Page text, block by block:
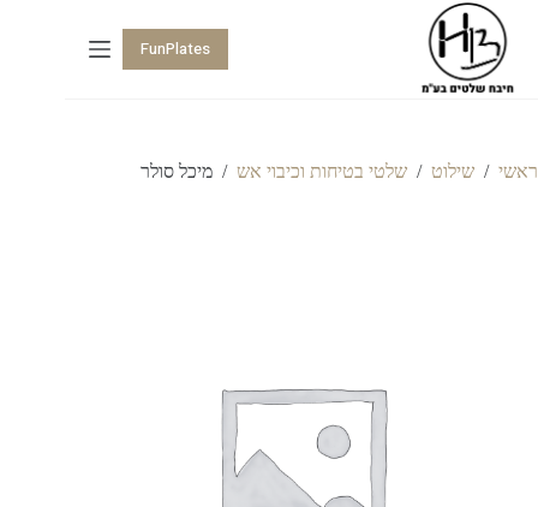
FunPlates
ראשי / שילוט / שלטי בטיחות וכיבוי אש / מיכל סולר